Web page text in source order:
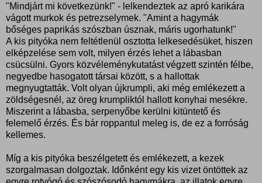
"Mindjárt mi következünk!" - lelkendeztek az apró karikára
vágott murkok és petrezselymek. "Amint a hagymák
bőséges paprikás szószban úsznak, máris ugorhatunk!"
A kis pityóka nem feltétlenül osztotta lelkesedésüket, hiszen
elképzelése sem volt, milyen érzés lehet a lábasban
csücsülni. Gyors közvéleménykutatást végzett szintén félbe,
negyedbe hasogatott társai között, s a hallottak
megnyugtatták. Volt olyan újkrumpli, aki még emlékezett a
zöldségesnél, az öreg krumpliktól hallott konyhai mesékre.
Miszerint a lábasba, serpenyőbe kerülni kitüntető és
felemelő érzés. És bár roppantul meleg is, de ez a forróság
kellemes.
Míg a kis pityóka beszélgetett és emlékezett, a kezek
szorgalmasan dolgoztak. Időnként egy kis vizet öntöttek az